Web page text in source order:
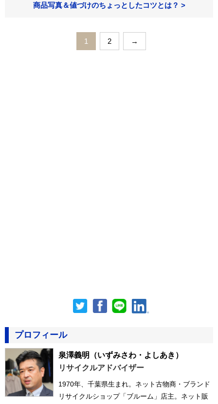
商品写真＆値づけのちょっとしたコツとは？ >
1 2 →
プロフィール
泉澤義明
（いずみさわ・よしあき）
リサイクルアドバイザー
1970年、千葉県生まれ。ネット古物商・ブランド
リサイクルショップ「ブルーム」店主。ネット販